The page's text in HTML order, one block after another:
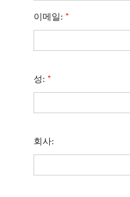
이메일: *
성: *
회사: